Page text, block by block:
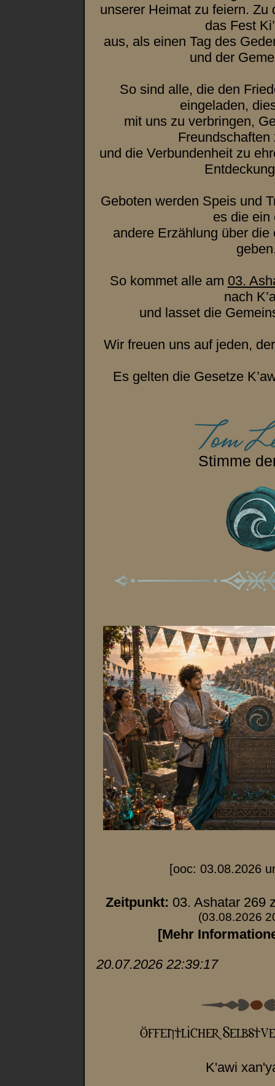
unserer Heimat zu feiern. Zu
das Fest
aus, als einen Tag des
und der
So sind alle, die den
eingeladen,
mit uns zu verbringen,
Freundschaften
und die Verbundenheit zu
Geboten werden Speis und
es die ein
andere Erzählung über die
So kommet alle am 03.
nach
und lasset die
Wir freuen uns auf jeden,
Es gelten die Gesetze
Stimme
[ooc: 03.08.2026
Zeitpunkt: 03. Ashatar 269
(03.08.2026
[Mehr
20.07.2026 22:39:17
K'awi